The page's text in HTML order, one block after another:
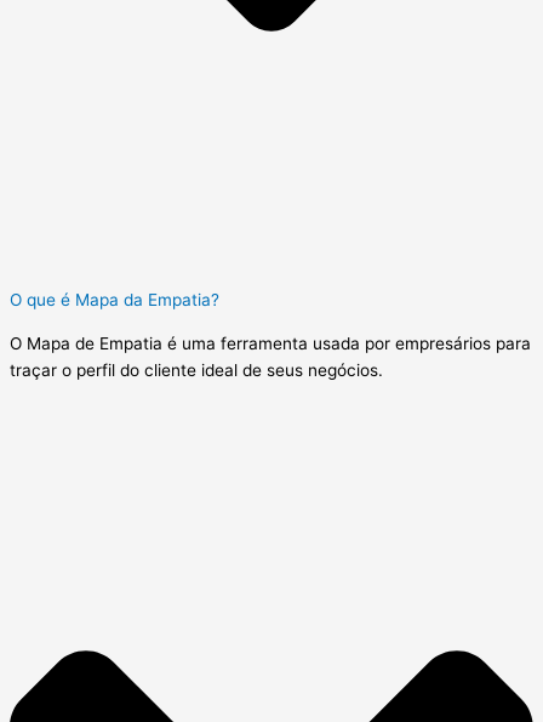
O que é Mapa da Empatia?
O Mapa de Empatia é uma ferramenta usada por empresários para
traçar o perfil do cliente ideal de seus negócios.